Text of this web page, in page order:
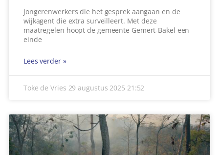
Jongerenwerkers die het gesprek aangaan en de
wijkagent die extra surveilleert. Met deze
maatregelen hoopt de gemeente Gemert-Bakel een
einde
Lees verder »
Toke de Vries 29 augustus 2025 21:52